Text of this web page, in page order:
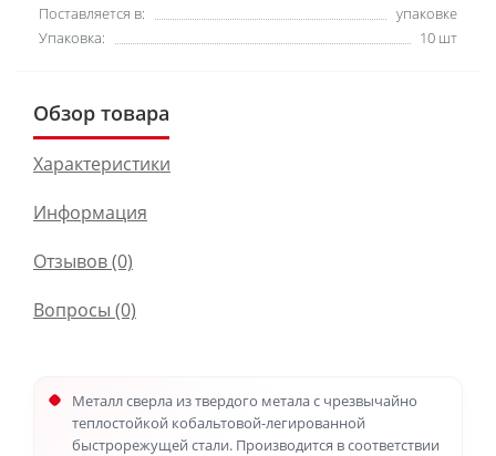
Поставляется в:
упаковке
Упаковка:
10 шт
Обзор товара
Характеристики
Информация
Отзывов (0)
Вопросы (0)
Металл сверла из твердого метала с чрезвычайно
теплостойкой кобальтовой-легированной
быстрорежущей стали. Производится в соответствии